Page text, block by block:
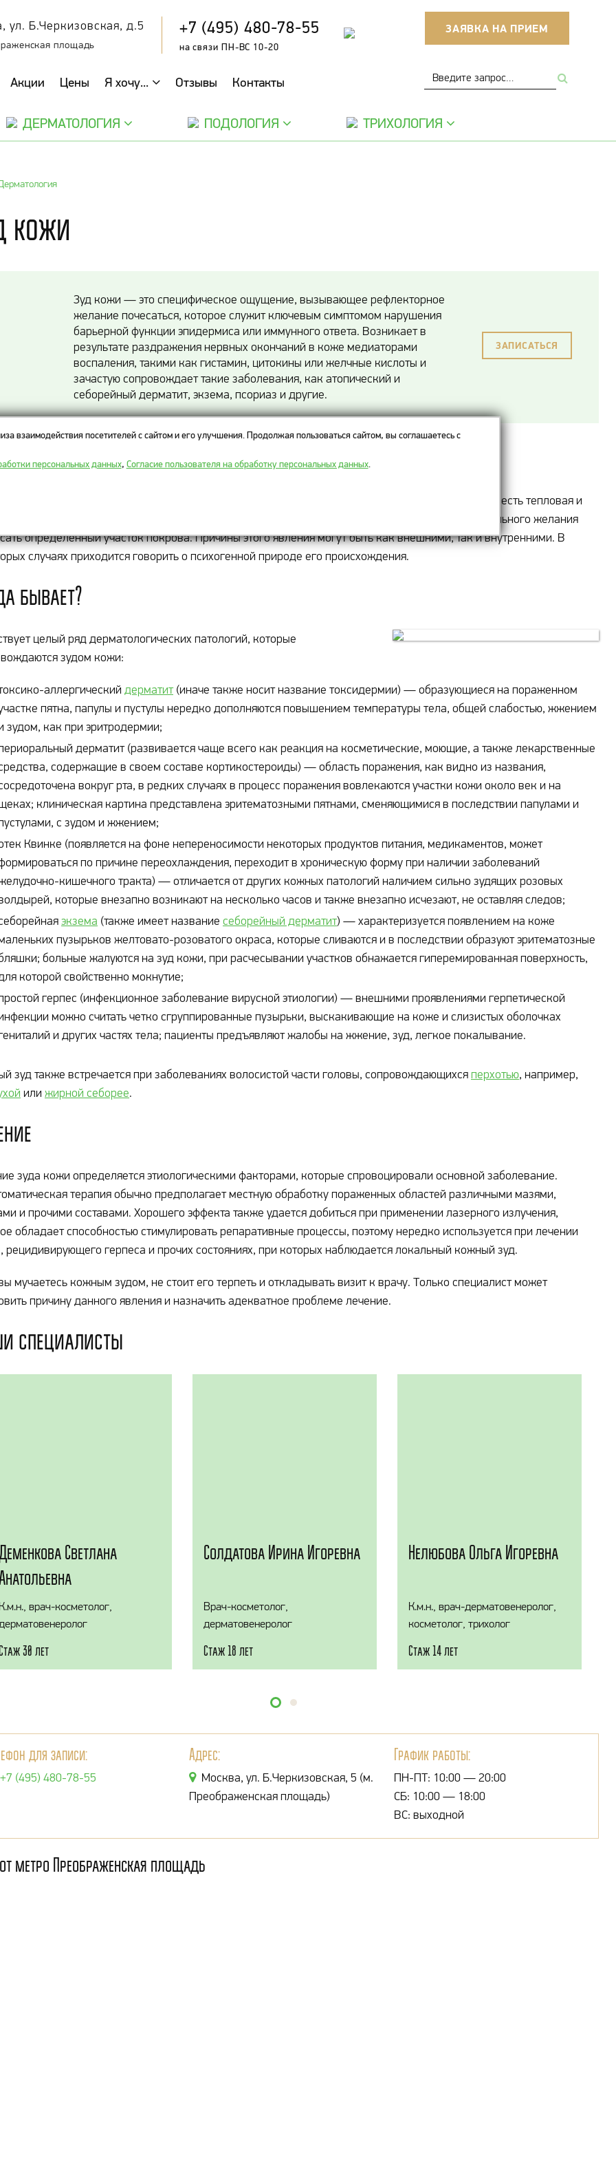
ул. Б.Черкизовская, д.5
площадь
+7 (495) 480-78-55
на связи ПН-ВС 10-20
Акции Цены Я хочу... Отзывы Контакты
ЗАЯВКА НА ПРИЕМ
ДЕРМАТОЛОГИЯ ПОДОЛОГИЯ ТРИХОЛОГИЯ
кожи
Зуд кожи — это специфическое ощущение, вызывающее рефлекторное
желание почесаться, которое служит ключевым симптомом нарушения
барьерной функции эпидермиса или иммунного ответа. Возникает в
результате раздражения нервных окончаний в коже медиаторами
воспаления, такими как гистамин, цитокины или желчные кислоты и
зачастую сопровождает такие заболевания, как атопический и
себорейный дерматит, экзема, псориаз и другие.
ЗАПИСАТЬСЯ
имеет несколько видов чувствительности — тактильная, болевая и температурная (то есть тепловая и
В отдельную категорию можно выделить ощущение зуда, который проявляется в виде сильного желания
определенный участок покрова. Причины этого явления могут быть как внешними, так и внутренними. В
случаях приходится говорить о психогенной природе его происхождения.
бывает?
целый ряд дерматологических патологий, которые
зудом кожи:
аллергический дерматит(иначе также носит название токсидермии) — образующиеся на пораженном
пятна, папулы и пустулы нередко дополняются повышением температуры тела, общей слабостью, жжением
зудом, как при эритродермии;
дерматит (развивается чаще всего как реакция на косметические, моющие, а также лекарственные
содержащие в своем составе кортикостероиды) — область поражения, как видно из названия,
вокруг рта, в редких случаях в процесс поражения вовлекаются участки кожи около век и на
клиническая картина представлена эритематозными пятнами, сменяющимися в последствии папулами и
с зудом и жжением;
Квинке (появляется на фоне непереносимости некоторых продуктов питания, медикаментов, может
по причине переохлаждения, переходит в хроническую форму при наличии заболеваний
кишечного тракта) — отличается от других кожных патологий наличием сильно зудящих розовых
которые внезапно возникают на несколько часов и также внезапно исчезают, не оставляя следов;
экзема (также имеет название себорейный дерматит) — характеризуется появлением на коже
пузырьков желтовато-розоватого окраса, которые сливаются и в последствии образуют эритематозные
больные жалуются на зуд кожи, при расчесывании участков обнажается гиперемированная поверхность,
которой свойственно мокнутие;
герпес (инфекционное заболевание вирусной этиологии) — внешними проявлениями герпетической
можно считать четко сгруппированные пузырьки, выскакивающие на коже и слизистых оболочках
и других частях тела; пациенты предъявляют жалобы на жжение, зуд, легкое покалывание.
зуд также встречается при заболеваниях волосистой части головы, сопровождающихся перхотью, например,
или жирной себорее.
зуда кожи определяется этиологическими факторами, которые спровоцировали основной заболевание.
терапия обычно предполагает местную обработку пораженных областей различными мазями,
и прочими составами. Хорошего эффекта также удается добиться при применении лазерного излучения,
обладает способностью стимулировать репаративные процессы, поэтому нередко используется при лечении
рецидивирующего герпеса и прочих состояниях, при которых наблюдается локальный кожный зуд.
мучаетесь кожным зудом, не стоит его терпеть и откладывать визит к врачу. Только специалист может
причину данного явления и назначить адекватное проблеме лечение.
специалисты
Светлана
врач-косметолог,
30 лет
Солдатова Ирина Игоревна
Врач-косметолог,
дерматовенеролог
Стаж 18 лет
Нелюбова Ольга Игоревна
К.м.н., врач-дерматовенеролог,
косметолог, трихолог
Стаж 14 лет
для записи:
+7 (495) 480-78-55
Адрес:
Москва, ул. Б.Черкизовская, 5 (м.
Преображенская площадь)
График работы:
ПН-ПТ: 10:00 — 20:00
СБ: 10:00 — 18:00
ВС: выходной
метро Преображенская площадь
взаимодействия посетителей с сайтом и его улучшения. Продолжая пользоваться сайтом, вы соглашаетесь с
персональных данных, Согласие пользователя на обработку персональных данных.